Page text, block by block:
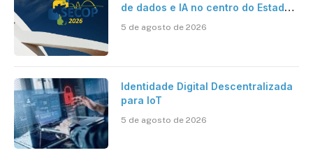
de dados e IA no centro do Estado
5 de agosto de 2026
Identidade Digital Descentralizada
para IoT
5 de agosto de 2026